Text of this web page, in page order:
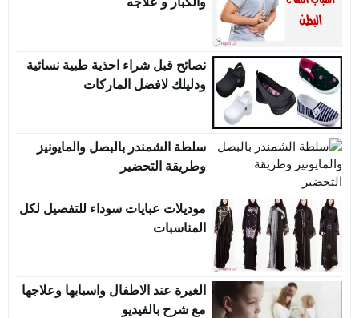
نصائح قبل شراء احذية طبية نسائية
ودليلك لافضل الماركات
سلطة الشمندر بالبصل والمايونيز
وطريقة التحضير
موديلات عبايات سوداء للتفصيل لكل
المناسبات
الغيرة عند الاطفال واسبابها وعلاجها
مع شرح بالفيديو